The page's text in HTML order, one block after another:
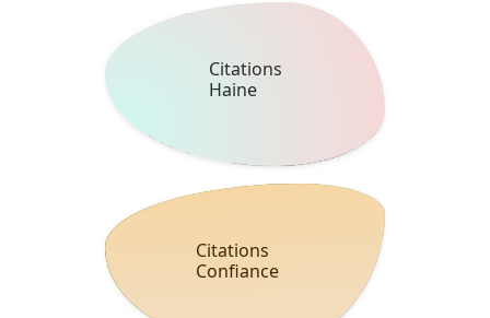
Citations
Haine
Citations
Confiance